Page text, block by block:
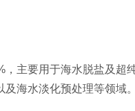
主要用于海水脱盐及超
海水淡化预处理等领域